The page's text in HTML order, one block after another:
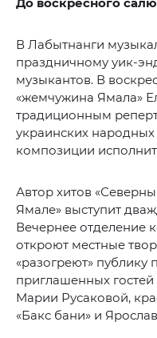
В Лабытнанги
праздничному уик-
музыкантов. В
«жемчужина Ямала»
традиционным
украинских
композиции
Автор хитов
Ямале» выступит
Вечернее отделение
откроют местные
«разогреют» публику
приглашенных гостей
Марии Русаковой,
«Бакс бани» и